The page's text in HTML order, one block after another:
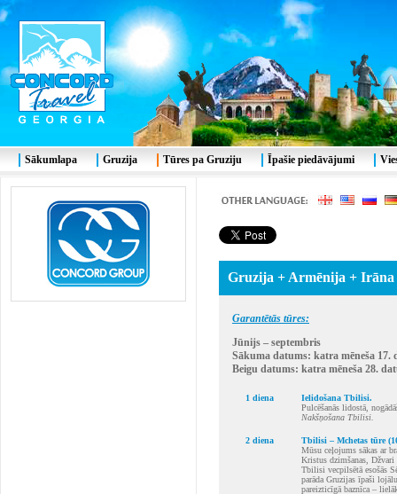
Gruzija + Armēnija + Irāna
Garantētās tūres:
Jūnijs – septembris
Sākuma datums: katra mēneša 17.
Beigu datums: katra mēneša 28.
1 diena
Ielidošana Tbilisi.
Pulcēšanās lidostā,
Nakšņošana Tbilisi.
2 diena
Tbilisi – Mchetas tūre
Mūsu ceļojums sākas ar
Kristus dzimšanas,
Tbilisi vecpilsētā esošās
parāda Gruzijas īpaši
pareizticīgā baznīca –
Sākumlapa Gruzija Tūres pa Gruziju Īpašie piedāvājumi